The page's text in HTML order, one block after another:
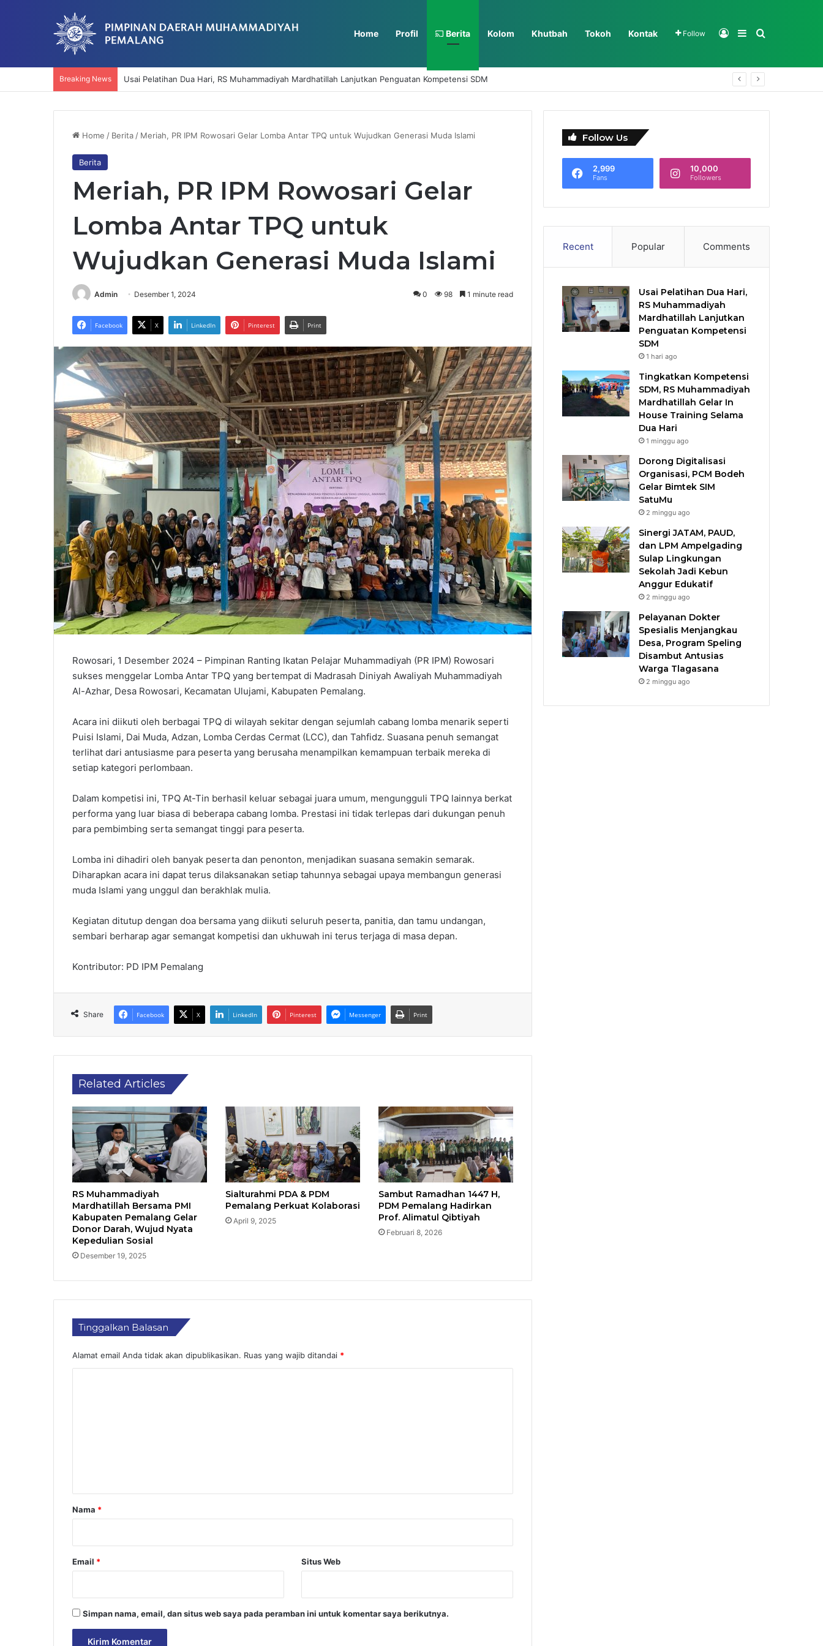
Home Profil Berita Kolom Khutbah Tokoh Kontak Follow Log InSidebarSearch for
Breaking News Usai Pelatihan Dua Hari, RS Muhammadiyah Mardhatillah Lanjutkan Penguatan Kompetensi SDM
Home / Berita / Meriah, PR IPM Rowosari Gelar Lomba Antar TPQ untuk Wujudkan Generasi Muda Islami
Berita
Meriah, PR IPM Rowosari Gelar
Lomba Antar TPQ untuk
Wujudkan Generasi Muda Islami
Admin Desember 1, 2024 0 98 1 minute read
Facebook X LinkedIn Pinterest Print
Rowosari, 1 Desember 2024 – Pimpinan Ranting Ikatan Pelajar Muhammadiyah (PR IPM) Rowosari
sukses menggelar Lomba Antar TPQ yang bertempat di Madrasah Diniyah Awaliyah Muhammadiyah
Al-Azhar, Desa Rowosari, Kecamatan Ulujami, Kabupaten Pemalang.
Acara ini diikuti oleh berbagai TPQ di wilayah sekitar dengan sejumlah cabang lomba menarik seperti
Puisi Islami, Dai Muda, Adzan, Lomba Cerdas Cermat (LCC), dan Tahfidz. Suasana penuh semangat
terlihat dari antusiasme para peserta yang berusaha menampilkan kemampuan terbaik mereka di
setiap kategori perlombaan.
Dalam kompetisi ini, TPQ At-Tin berhasil keluar sebagai juara umum, mengungguli TPQ lainnya berkat
performa yang luar biasa di beberapa cabang lomba. Prestasi ini tidak terlepas dari dukungan penuh
para pembimbing serta semangat tinggi para peserta.
Lomba ini dihadiri oleh banyak peserta dan penonton, menjadikan suasana semakin semarak.
Diharapkan acara ini dapat terus dilaksanakan setiap tahunnya sebagai upaya membangun generasi
muda Islami yang unggul dan berakhlak mulia.
Kegiatan ditutup dengan doa bersama yang diikuti seluruh peserta, panitia, dan tamu undangan,
sembari berharap agar semangat kompetisi dan ukhuwah ini terus terjaga di masa depan.
Kontributor: PD IPM Pemalang
Share Facebook X LinkedIn Pinterest Messenger Print
Related Articles
RS Muhammadiyah
Mardhatillah Bersama PMI
Kabupaten Pemalang Gelar
Donor Darah, Wujud Nyata
Kepedulian Sosial
Desember 19, 2025
Sialturahmi PDA & PDM
Pemalang Perkuat Kolaborasi
April 9, 2025
Sambut Ramadhan 1447 H,
PDM Pemalang Hadirkan
Prof. Alimatul Qibtiyah​
Februari 8, 2026
Tinggalkan Balasan
Alamat email Anda tidak akan dipublikasikan. Ruas yang wajib ditandai *
r
Nama *
Email * Situs Web
Simpan nama, email, dan situs web saya pada peramban ini untuk komentar saya berikutnya.
Follow Us
2,999
Fans
10,000
Followers
Recent Popular Comments
Usai Pelatihan Dua Hari,
RS Muhammadiyah
Mardhatillah Lanjutkan
Penguatan Kompetensi
SDM
1 hari ago
Tingkatkan Kompetensi
SDM, RS Muhammadiyah
Mardhatillah Gelar In
House Training Selama
Dua Hari
1 minggu ago
Dorong Digitalisasi
Organisasi, PCM Bodeh
Gelar Bimtek SIM
SatuMu​
2 minggu ago
Sinergi JATAM, PAUD,
dan LPM Ampelgading
Sulap Lingkungan
Sekolah Jadi Kebun
Anggur Edukatif
2 minggu ago
Pelayanan Dokter
Spesialis Menjangkau
Desa, Program Speling
Disambut Antusias
Warga Tlagasana
2 minggu ago